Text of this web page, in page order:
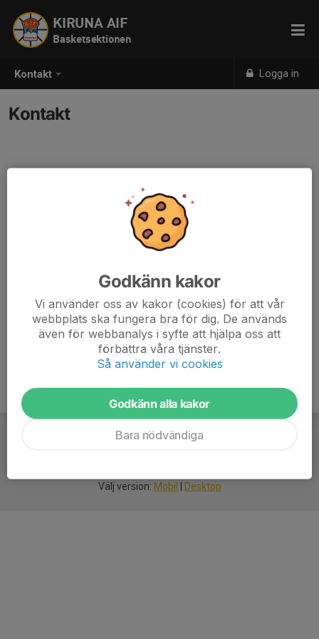
Kontakt Logga in
KIRUNA AIF
Basketsektionen
Kontakt
Välj version: Mobil Desktop
Godkänn kakor
Vi använder oss av kakor (cookies) för att vår
webbplats ska fungera bra för dig. De används
även för webbanalys i syfte att hjälpa oss att
förbättra våra tjänster.
Så använder vi cookies
Godkänn alla kakor
Bara nödvändiga